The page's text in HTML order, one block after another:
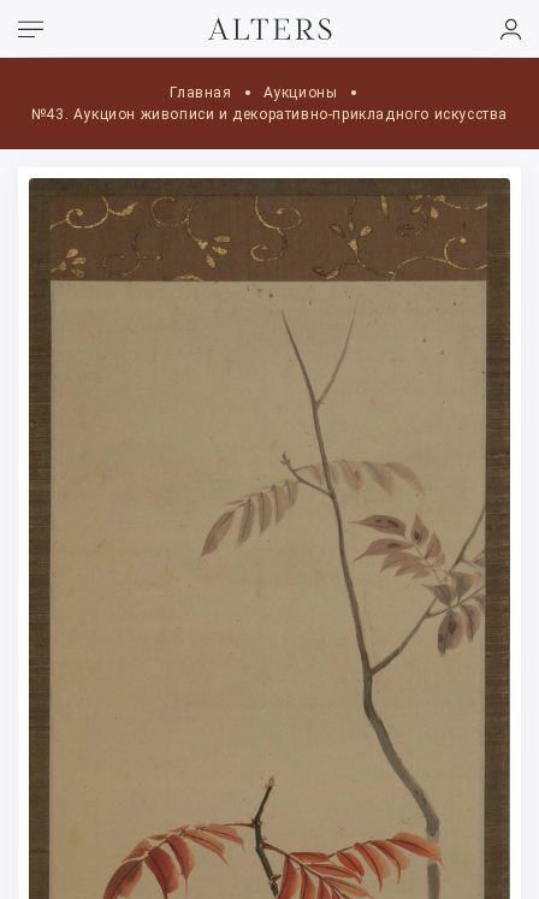
Главная
Аукционы
№43. Аукцион живописи и декоративно-прикладного искусства